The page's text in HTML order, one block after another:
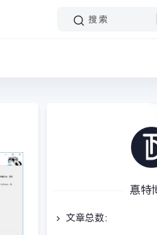
搜索
惪特
文章总数：